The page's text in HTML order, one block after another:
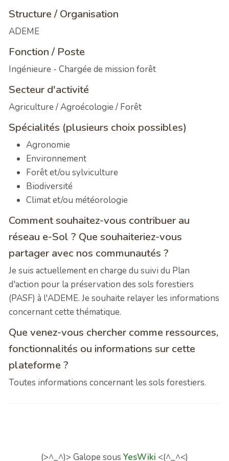
Structure / Organisation
ADEME
Fonction / Poste
Ingénieure - Chargée de mission forêt
Secteur d'activité
Agriculture / Agroécologie / Forêt
Spécialités (plusieurs choix possibles)
Agronomie
Environnement
Forêt et/ou sylviculture
Biodiversité
Climat et/ou météorologie
Comment souhaitez-vous contribuer au
réseau e-Sol ? Que souhaiteriez-vous
partager avec nos communautés ?
Je suis actuellement en charge du suivi du Plan
d'action pour la préservation des sols forestiers
(PASF) à l'ADEME. Je souhaite relayer les informations
concernant cette thématique.
Que venez-vous chercher comme ressources,
fonctionnalités ou informations sur cette
plateforme ?
Toutes informations concernant les sols forestiers.
(>^_^)> Galope sous YesWiki <(^_^<)